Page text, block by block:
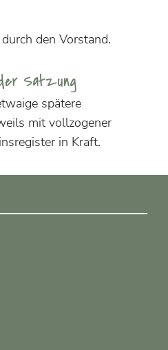
den Vorstand.
Satzung
spätere
mit vollzogener
in Kraft.